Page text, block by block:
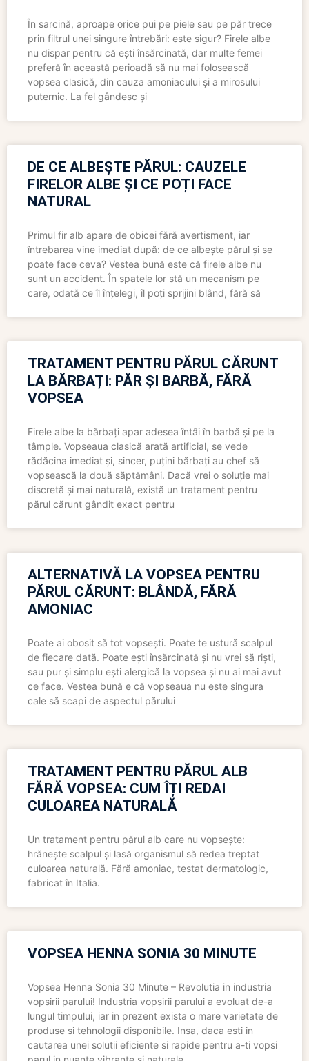
În sarcină, aproape orice pui pe piele sau pe păr trece
prin filtrul unei singure întrebări: este sigur? Firele albe
nu dispar pentru că ești însărcinată, dar multe femei
preferă în această perioadă să nu mai folosească
vopsea clasică, din cauza amoniacului și a mirosului
puternic. La fel gândesc și
DE CE ALBEȘTE PĂRUL: CAUZELE
FIRELOR ALBE ȘI CE POȚI FACE
NATURAL
Primul fir alb apare de obicei fără avertisment, iar
întrebarea vine imediat după: de ce albește părul și se
poate face ceva? Vestea bună este că firele albe nu
sunt un accident. În spatele lor stă un mecanism pe
care, odată ce îl înțelegi, îl poți sprijini blând, fără să
TRATAMENT PENTRU PĂRUL CĂRUNT
LA BĂRBAȚI: PĂR ȘI BARBĂ, FĂRĂ
VOPSEA
Firele albe la bărbați apar adesea întâi în barbă și pe la
tâmple. Vopseaua clasică arată artificial, se vede
rădăcina imediat și, sincer, puțini bărbați au chef să
vopsească la două săptămâni. Dacă vrei o soluție mai
discretă și mai naturală, există un tratament pentru
părul cărunt gândit exact pentru
ALTERNATIVĂ LA VOPSEA PENTRU
PĂRUL CĂRUNT: BLÂNDĂ, FĂRĂ
AMONIAC
Poate ai obosit să tot vopsești. Poate te ustură scalpul
de fiecare dată. Poate ești însărcinată și nu vrei să riști,
sau pur și simplu ești alergică la vopsea și nu ai mai avut
ce face. Vestea bună e că vopseaua nu este singura
cale să scapi de aspectul părului
TRATAMENT PENTRU PĂRUL ALB
FĂRĂ VOPSEA: CUM ÎȚI REDAI
CULOAREA NATURALĂ
Un tratament pentru părul alb care nu vopsește:
hrănește scalpul și lasă organismul să redea treptat
culoarea naturală. Fără amoniac, testat dermatologic,
fabricat în Italia.
VOPSEA HENNA SONIA 30 MINUTE
Vopsea Henna Sonia 30 Minute – Revolutia in industria
vopsirii parului! Industria vopsirii parului a evoluat de-a
lungul timpului, iar in prezent exista o mare varietate de
produse si tehnologii disponibile. Insa, daca esti in
cautarea unei solutii eficiente si rapide pentru a-ti vopsi